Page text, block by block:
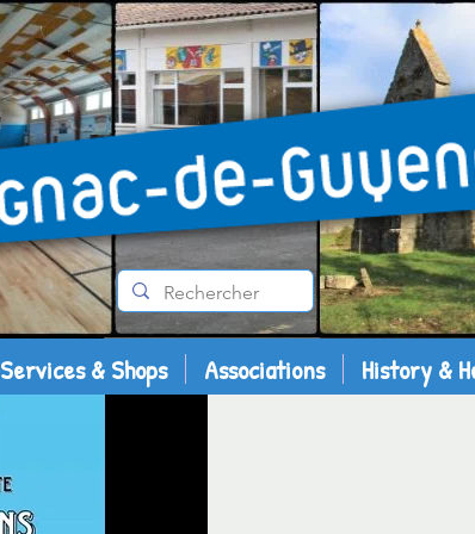
Services & Shops Associations History &